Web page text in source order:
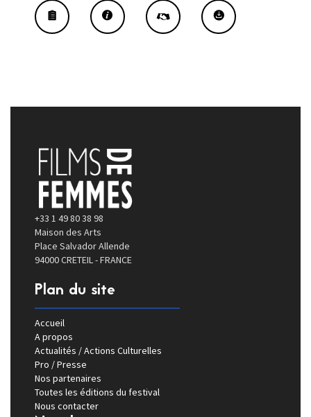
+33 1 49 80 38 98
Maison des Arts
Place Salvador Allende
94000 CRETEIL - FRANCE
Plan du site
Accueil
A propos
Actualités / Actions Culturelles
Pro / Presse
Nos partenaires
Toutes les éditions du festival
Nous contacter